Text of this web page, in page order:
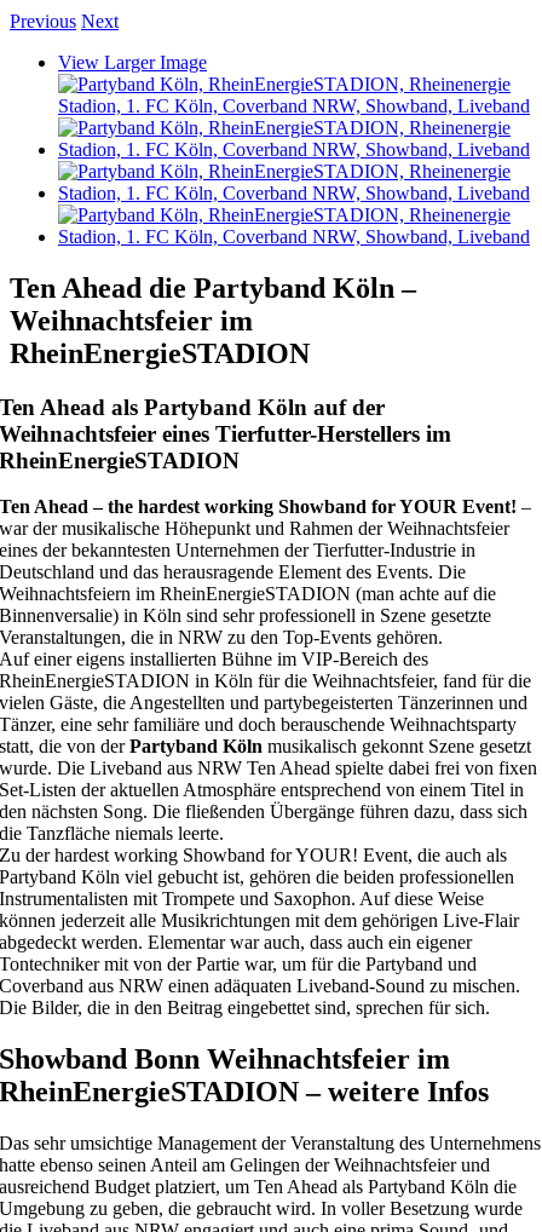
Previous Next
View Larger Image
Ten Ahead die Partyband Köln –
Weihnachtsfeier im
RheinEnergieSTADION
Ten Ahead als Partyband Köln auf der
Weihnachtsfeier eines Tierfutter-Herstellers im
RheinEnergieSTADION
Ten Ahead – the hardest working Showband for YOUR Event! –
war der musikalische Höhepunkt und Rahmen der Weihnachtsfeier
eines der bekanntesten Unternehmen der Tierfutter-Industrie in
Deutschland und das herausragende Element des Events. Die
Weihnachtsfeiern im RheinEnergieSTADION (man achte auf die
Binnenversalie) in Köln sind sehr professionell in Szene gesetzte
Veranstaltungen, die in NRW zu den Top-Events gehören.
Auf einer eigens installierten Bühne im VIP-Bereich des
RheinEnergieSTADION in Köln für die Weihnachtsfeier, fand für die
vielen Gäste, die Angestellten und partybegeisterten Tänzerinnen und
Tänzer, eine sehr familiäre und doch berauschende Weihnachtsparty
statt, die von derPartyband Köln musikalisch gekonnt Szene gesetzt
wurde. Die Liveband aus NRW Ten Ahead spielte dabei frei von fixen
Set-Listen der aktuellen Atmosphäre entsprechend von einem Titel in
den nächsten Song. Die fließenden Übergänge führen dazu, dass sich
die Tanzfläche niemals leerte.
Zu der hardest working Showband for YOUR! Event, die auch als
Partyband Köln viel gebucht ist, gehören die beiden professionellen
Instrumentalisten mit Trompete und Saxophon. Auf diese Weise
können jederzeit alle Musikrichtungen mit dem gehörigen Live-Flair
abgedeckt werden. Elementar war auch, dass auch ein eigener
Tontechniker mit von der Partie war, um für die Partyband und
Coverband aus NRW einen adäquaten Liveband-Sound zu mischen.
Die Bilder, die in den Beitrag eingebettet sind, sprechen für sich.
Showband Bonn Weihnachtsfeier im
RheinEnergieSTADION – weitere Infos
Das sehr umsichtige Management der Veranstaltung des Unternehmens
hatte ebenso seinen Anteil am Gelingen der Weihnachtsfeier und
ausreichend Budget platziert, um Ten Ahead als Partyband Köln die
Umgebung zu geben, die gebraucht wird. In voller Besetzung wurde